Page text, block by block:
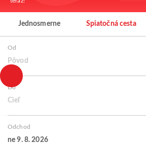
Jednosmerne Spiatočná cesta
Od
Pôvod
Do
Cieľ
Odchod
ne 9. 8. 2026